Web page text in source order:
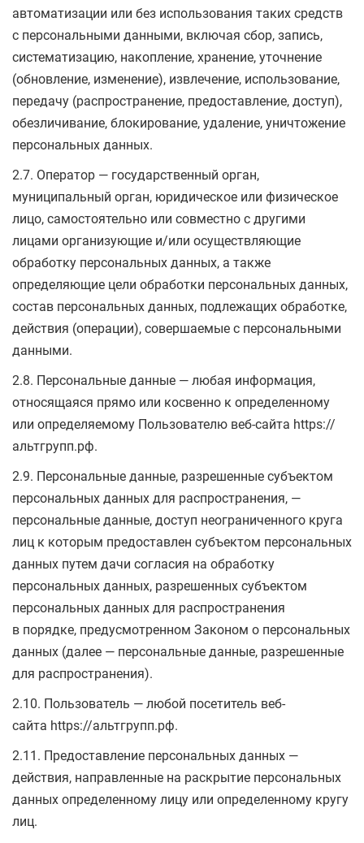
автоматизации или без использования таких средств
с персональными данными, включая сбор, запись,
систематизацию, накопление, хранение, уточнение
(обновление, изменение), извлечение, использование,
передачу (распространение, предоставление, доступ),
обезличивание, блокирование, удаление, уничтожение
персональных данных.
2.7. Оператор — государственный орган,
муниципальный орган, юридическое или физическое
лицо, самостоятельно или совместно с другими
лицами организующие и/или осуществляющие
обработку персональных данных, а также
определяющие цели обработки персональных данных,
состав персональных данных, подлежащих обработке,
действия (операции), совершаемые с персональными
данными.
2.8. Персональные данные — любая информация,
относящаяся прямо или косвенно к определенному
или определяемому Пользователю веб-сайта https://
альтгрупп.рф.
2.9. Персональные данные, разрешенные субъектом
персональных данных для распространения, —
персональные данные, доступ неограниченного круга
лиц к которым предоставлен субъектом персональных
данных путем дачи согласия на обработку
персональных данных, разрешенных субъектом
персональных данных для распространения
в порядке, предусмотренном Законом о персональных
данных (далее — персональные данные, разрешенные
для распространения).
2.10. Пользователь — любой посетитель веб-
сайта https://альтгрупп.рф.
2.11. Предоставление персональных данных —
действия, направленные на раскрытие персональных
данных определенному лицу или определенному кругу
лиц.